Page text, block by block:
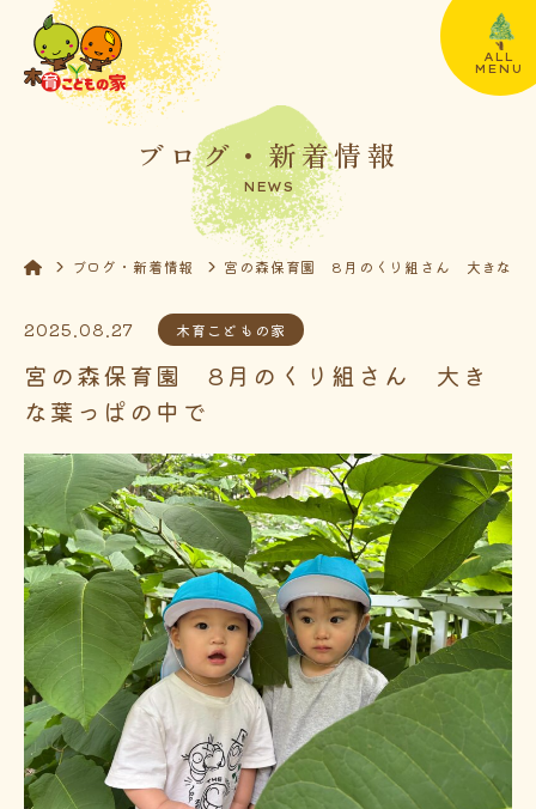
ALL
MENU
ブログ・新着情報
NEWS
ブログ・新着情報 宮の森保育園 8月のくり組さん 大きな葉
2025.08.27 木育こどもの家
宮の森保育園 8月のくり組さん 大き
な葉っぱの中で